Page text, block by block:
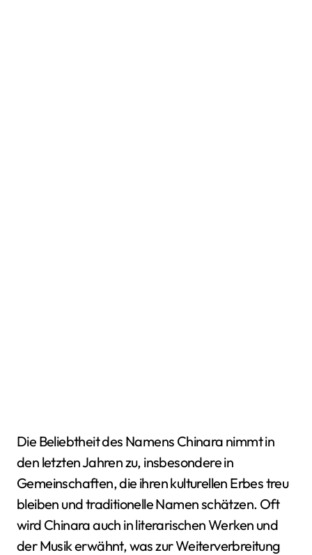
Die Beliebtheit des Namens Chinara nimmt in
den letzten Jahren zu, insbesondere in
Gemeinschaften, die ihren kulturellen Erbes treu
bleiben und traditionelle Namen schätzen. Oft
wird Chinara auch in literarischen Werken und
der Musik erwähnt, was zur Weiterverbreitung